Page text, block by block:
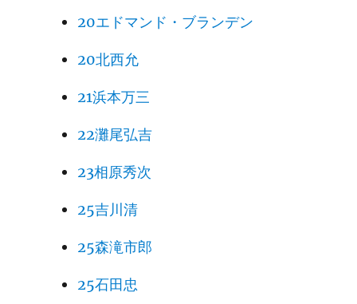
20エドマンド・ブランデン
20北西允
21浜本万三
22灘尾弘吉
23相原秀次
25吉川清
25森滝市郎
25石田忠